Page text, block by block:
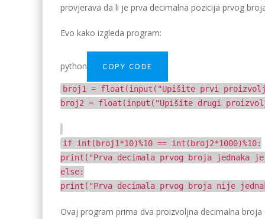
provjerava da li je prva decimalna pozicija prvog
Evo kako izgleda program:
python COPY CODE
broj1 = float (input ( "Upišite prvi
broj2 = float (input ( "Upišite drugi
if int (broj1*10)%10== int (broj2*1000)%10:
print ( "Prva decimala prvog broja jednaka
else:
print ( "Prva decimala prvog broja nije
Ovaj program prima dva proizvoljna decimalna